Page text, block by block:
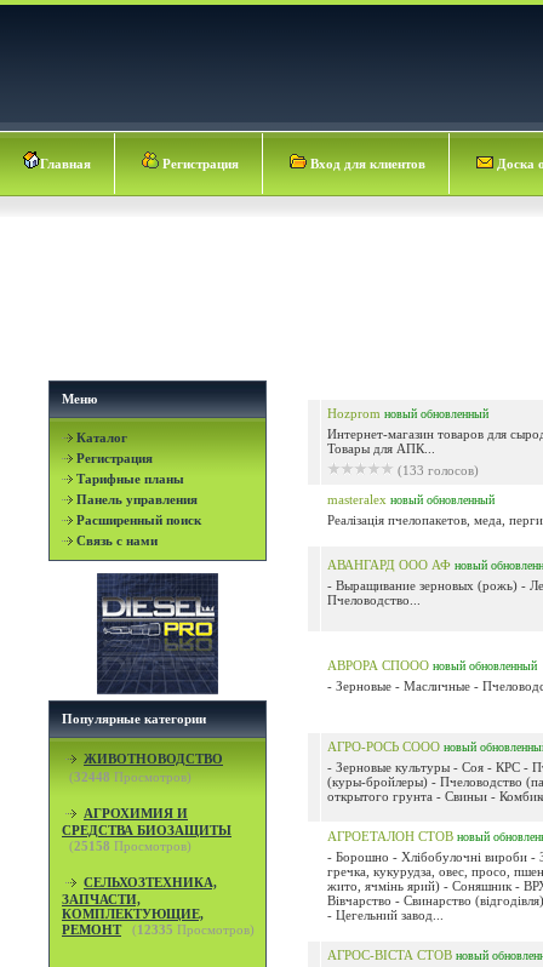
Главная Регистрация Вход для клиентов Доска
Меню
Каталог
Регистрация
Тарифные планы
Панель управления
Расширенный поиск
Связь с нами
Популярные категории
ЖИВОТНОВОДСТВО
(32448 Просмотров)
АГРОХИМИЯ И
СРЕДСТВА БИОЗАЩИТЫ
(25158 Просмотров)
СЕЛЬХОЗТЕХНИКА,
ЗАПЧАСТИ,
КОМПЛЕКТУЮЩИЕ,
РЕМОНТ
(12335 Просмотров)
Hozprom новый обновленный
Интернет-магазин товаров для
Товары для АПК...
(133 голосов)
masteralex новый обновленный
Реалізація пчелопакетов, меда,
АВАНГАРД ООО АФ новый
- Выращивание зерновых (рожь) -
Пчеловодство...
АВРОРА СПООО новый обновленный
- Зерновые - Масличные -
АГРО-РОСЬ СООО новый
- Зерновые культуры - Соя - КРС -
(куры-бройлеры) - Пчеловодство
открытого грунта - Свиньи -
АГРОЕТАЛОН СТОВ новый
- Борошно - Хлібобулочні вироби -
гречка, кукурудза, овес, просо,
жито, ячмінь ярий) - Соняшник -
Вівчарство - Свинарство
- Цегельний завод...
АГРОС-ВІСТА СТОВ новый